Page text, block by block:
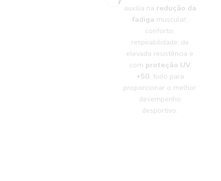
auxilia na redução da
fadiga muscular;
conforto;
respirabilidade; de
elevada resistência e
com proteção UV
+50, tudo para
proporcionar o melhor
desempenho
desportivo.